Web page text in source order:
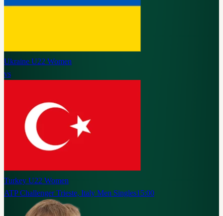
Ukraine U22 Women
vs
Turkey U22 Women
ATP Challenger Trieste, Italy Men Singles15:00